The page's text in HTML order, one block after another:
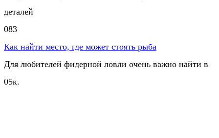
деталей
083
Как найти место, где может стоять рыба
Для любителей фидерной ловли очень важно найти в
05к.